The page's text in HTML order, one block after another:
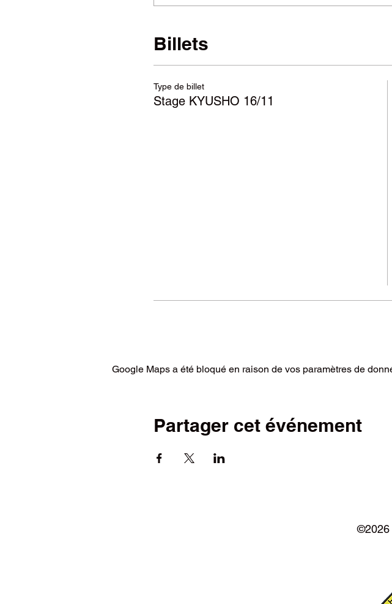
Billets
Type de billet
Stage KYUSHO 16/11
Google Maps a été bloqué en raison de vos paramètres de
Partager cet événement
©2026